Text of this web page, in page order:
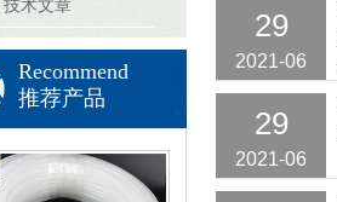
技术文章
Recommend
推荐产品
29
2021-06
29
2021-06